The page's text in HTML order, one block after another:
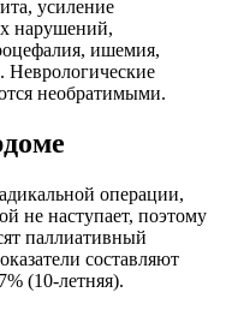
усиление
нарушений,
ишемия,
Неврологические
необратимыми.
операции,
не наступает, поэтому
паллиативный
составляют
(10-летняя).